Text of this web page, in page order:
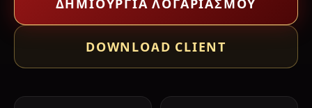
ΔΗΜΙΟΥΡΓΊΑ ΛΟΓΑΡΙΑΣΜΟΎ
DOWNLOAD CLIENT